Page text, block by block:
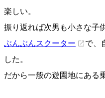
楽しい。
振り返れば次男も小さな子
ぶんぶんスクーター
で、
した。
だから一般の遊園地にある